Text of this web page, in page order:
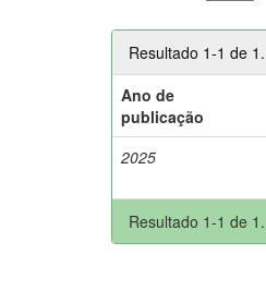
Resultado 1-1 de 1.
Ano de
publicação
2025
Resultado 1-1 de 1.